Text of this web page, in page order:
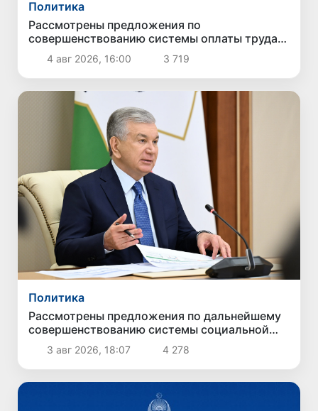
Политика
Рассмотрены предложения по
совершенствованию системы оплаты труда
государственных служащих
4 авг 2026, 16:00 3 719
Политика
Рассмотрены предложения по дальнейшему
совершенствованию системы социальной
защиты
3 авг 2026, 18:07 4 278